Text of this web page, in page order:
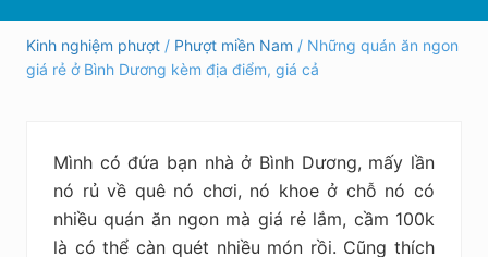
và
ngoài
nước
an
nghiệm,
kiệm
Kinh nghiệm phượt / Phượt miền Nam / Những quán ăn ngon
giá rẻ ở Bình Dương kèm địa điểm, giá cả
Mình có đứa bạn nhà ở Bình Dương, mấy lần
nó rủ về quê nó chơi, nó khoe ở chỗ nó có
nhiều quán ăn ngon mà giá rẻ lắm, cầm 100k
là có thể càn quét nhiều món rồi. Cũng thích